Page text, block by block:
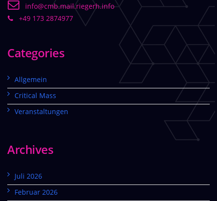
info@cmb.mail.riegerh.info
+49 173 2874977
Categories
Allgemein
Critical Mass
Veranstaltungen
Archives
Juli 2026
Februar 2026